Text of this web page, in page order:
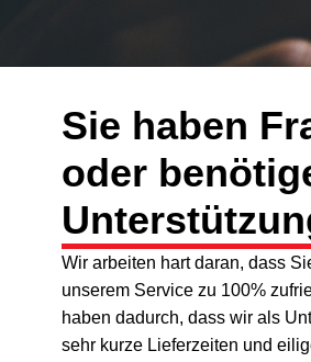
Sie haben
oder
Wir arbeiten hart daran, dass
unserem Service zu 100%
haben dadurch, dass wir als
sehr kurze Lieferzeiten und